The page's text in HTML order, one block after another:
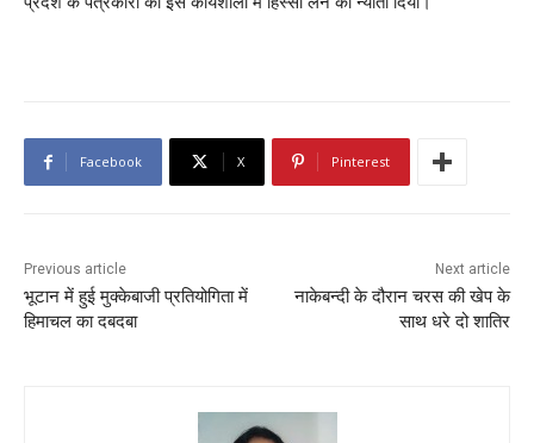
Facebook X Pinterest
Previous article
भूटान में हुई मुक्केबाजी प्रतियोगिता में
हिमाचल का दबदबा
Next article
नाकेबन्दी के दौरान चरस की खेप के
साथ धरे दो शातिर